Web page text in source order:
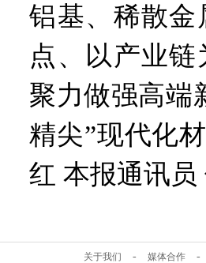
铝基、稀散
点、以产业
聚力做强高端
精尖”现代化
红 本报通讯
关于我们 - 媒体合作 -